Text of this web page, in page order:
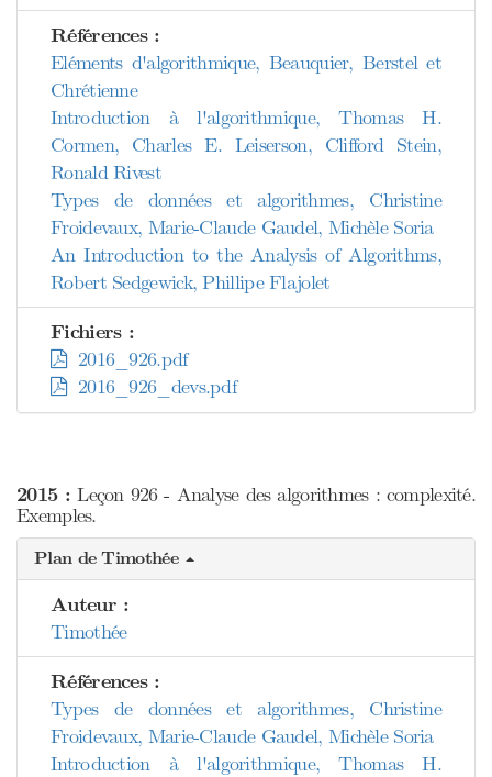
Références :
Eléments d'algorithmique, Beauquier, Berstel et
Chrétienne
Introduction à l'algorithmique, Thomas H.
Cormen, Charles E. Leiserson, Clifford Stein,
Ronald Rivest
Types de données et algorithmes, Christine
Froidevaux, Marie-Claude Gaudel, Michèle Soria
An Introduction to the Analysis of Algorithms,
Robert Sedgewick, Phillipe Flajolet
Fichiers :
2016_926.pdf
2016_926_devs.pdf
2015 : Leçon 926 - Analyse des algorithmes : complexité.
Exemples.
Plan de Timothée
Auteur :
Timothée
Références :
Types de données et algorithmes, Christine
Froidevaux, Marie-Claude Gaudel, Michèle Soria
Introduction à l'algorithmique, Thomas H.